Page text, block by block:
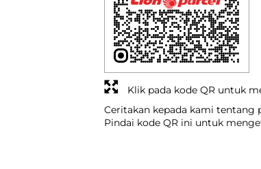
Ceritakan kepada kami tentang
Pindai kode QR ini untuk
Klik pada kode QR untuk